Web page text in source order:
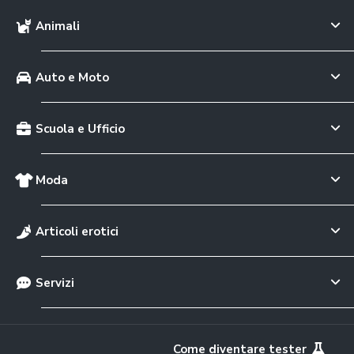
Animali
Auto e Moto
Scuola e Ufficio
Moda
Articoli erotici
Servizi
Come diventare tester